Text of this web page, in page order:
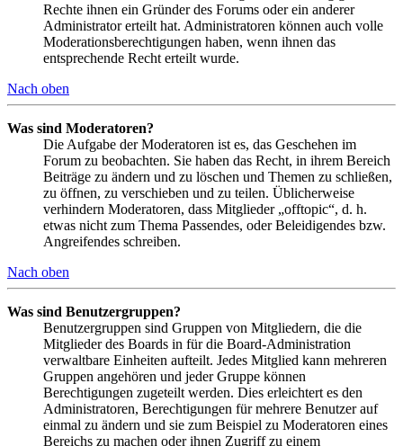
Rechte ihnen ein Gründer des Forums oder ein anderer
Administrator erteilt hat. Administratoren können auch volle
Moderationsberechtigungen haben, wenn ihnen das
entsprechende Recht erteilt wurde.
Nach oben
Was sind Moderatoren?
Die Aufgabe der Moderatoren ist es, das Geschehen im
Forum zu beobachten. Sie haben das Recht, in ihrem Bereich
Beiträge zu ändern und zu löschen und Themen zu schließen,
zu öffnen, zu verschieben und zu teilen. Üblicherweise
verhindern Moderatoren, dass Mitglieder „offtopic“, d. h.
etwas nicht zum Thema Passendes, oder Beleidigendes bzw.
Angreifendes schreiben.
Nach oben
Was sind Benutzergruppen?
Benutzergruppen sind Gruppen von Mitgliedern, die die
Mitglieder des Boards in für die Board-Administration
verwaltbare Einheiten aufteilt. Jedes Mitglied kann mehreren
Gruppen angehören und jeder Gruppe können
Berechtigungen zugeteilt werden. Dies erleichtert es den
Administratoren, Berechtigungen für mehrere Benutzer auf
einmal zu ändern und sie zum Beispiel zu Moderatoren eines
Bereichs zu machen oder ihnen Zugriff zu einem